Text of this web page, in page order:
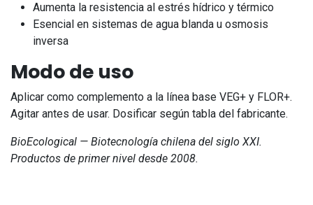
Aumenta la resistencia al estrés hídrico y térmico
Esencial en sistemas de agua blanda u osmosis
inversa
Modo de uso
Aplicar como complemento a la línea base VEG+ y FLOR+.
Agitar antes de usar. Dosificar según tabla del fabricante.
BioEcological — Biotecnología chilena del siglo XXI.
Productos de primer nivel desde 2008.